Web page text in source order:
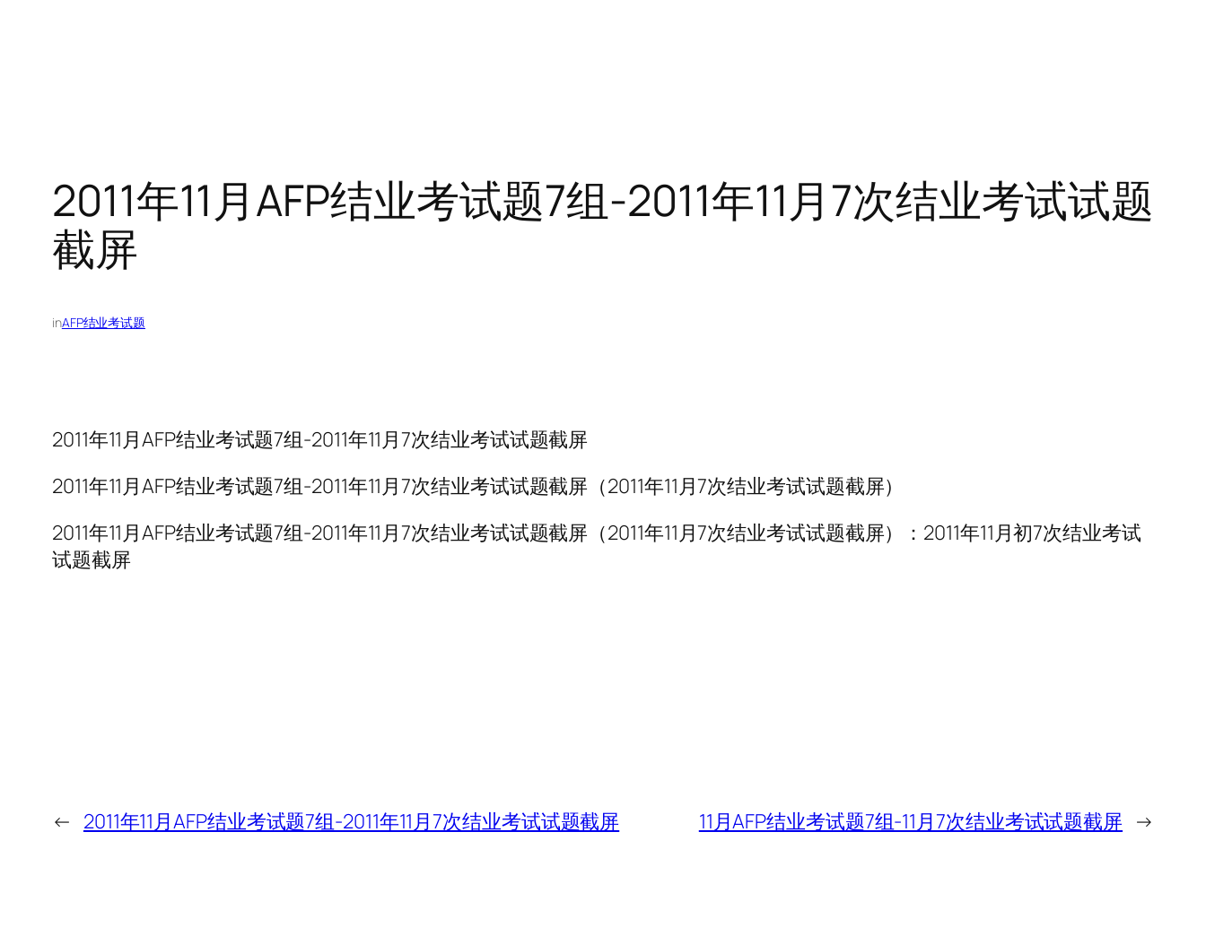
2011年11月AFP结业考试题7组-2011年11月7次结业考试试题
截屏
inAFP结业考试题
2011年11月AFP结业考试题7组-2011年11月7次结业考试试题截屏
2011年11月AFP结业考试题7组-2011年11月7次结业考试试题截屏（2011年11月7次结业考试试题截屏）
2011年11月AFP结业考试题7组-2011年11月7次结业考试试题截屏（2011年11月7次结业考试试题截屏）：2011年11月初7次结业考试
试题截屏
← 2011年11月AFP结业考试题7组-2011年11月7次结业考试试题截屏 11月AFP结业考试题7组-11月7次结业考试试题截屏 →